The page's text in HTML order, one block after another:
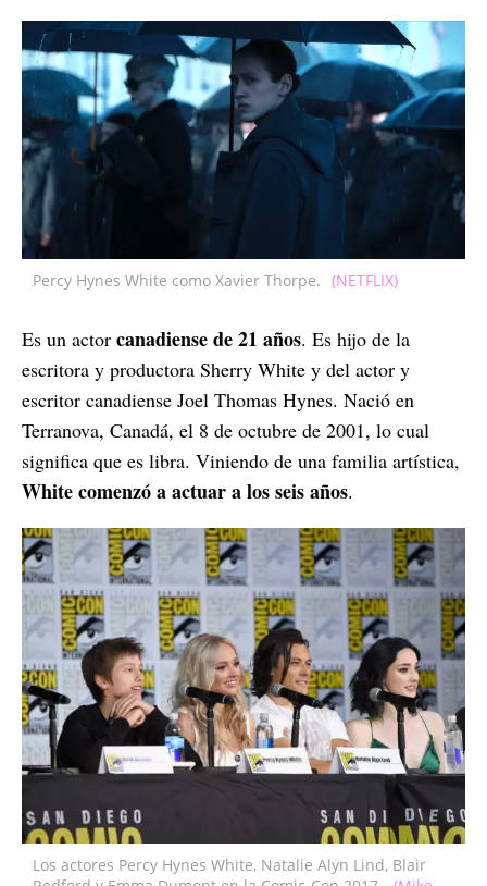
Percy Hynes White como Xavier Thorpe. (NETFLIX)
Es un actor canadiense de 21 años. Es hijo de la
escritora y productora Sherry White y del actor y
escritor canadiense Joel Thomas Hynes. Nació en
Terranova, Canadá, el 8 de octubre de 2001, lo cual
significa que es libra. Viniendo de una familia artística,
White comenzó a actuar a los seis años.
Los actores Percy Hynes White, Natalie Alyn Lind, Blair